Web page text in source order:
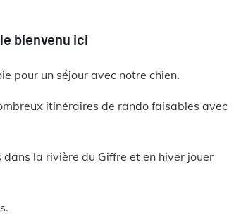
bienvenu ici
pour un séjour avec notre chien.
itinéraires de rando faisables avec
la rivière du Giffre et en hiver jouer